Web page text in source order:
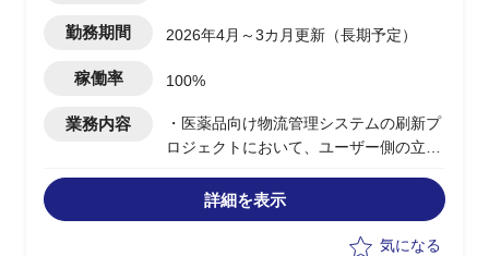
勤務期間 2026年4月～3カ月更新（長期予定）
稼働率 100%
業務内容
・医薬品向け物流管理システムの刷新プ
ロジェクトにおいて、ユーザー側の立場
・既存サブスクリプション型
WMS（AWMS）から「Manhattan
WMS」への切り替え、および他拠点へ
詳細を表示
気になる